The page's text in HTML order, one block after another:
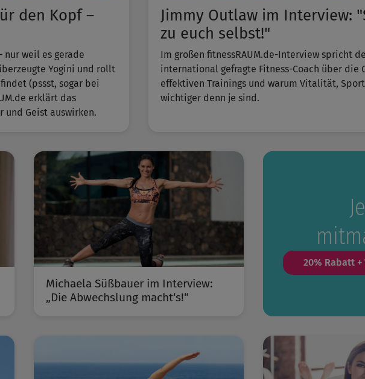
den Kopf –
nur weil es gerade
Yogini und rollt
(pssst, sogar bei
erklärt das
und Geist auswirken.
Jimmy Outlaw im Interview:
zu euch selbst!"
Im großen fitnessRAUM.de-Interview spricht
international gefragte Fitness-Coach über die
effektiven Trainings und warum Vitalität,
wichtiger denn je sind.
Michaela Süßbauer im Interview:
„Die Abwechslung macht‘s!“
20% Rabatt